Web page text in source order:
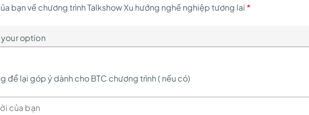
bạn về chương trình Talkshow Xu hướng nghề nghiệp tương lai *
để lại góp ý dành cho BTC chương trình ( nếu có)